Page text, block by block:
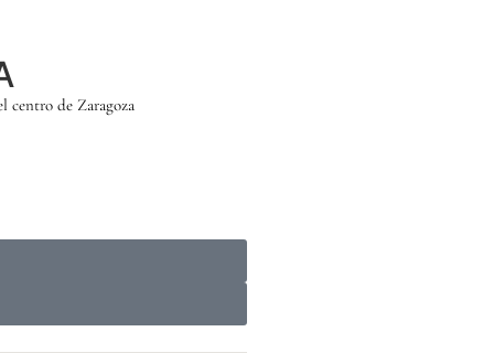
centro de Zaragoza